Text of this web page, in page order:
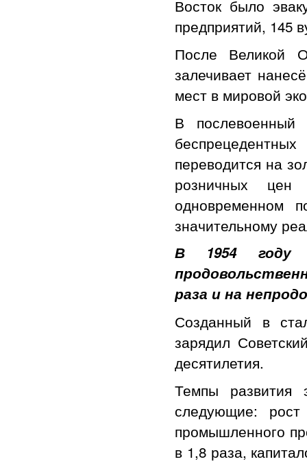
Восток было
предприятий, 145
После Великой
залечивает
мест в мировой
В послевоенный
переводится на
розничных цен
одновременном
значительному
В 1954 году
раза и на
Созданный в
зарядил
десятилетия.
Темпы
следующие:
промышленного
в 1,8 раза,